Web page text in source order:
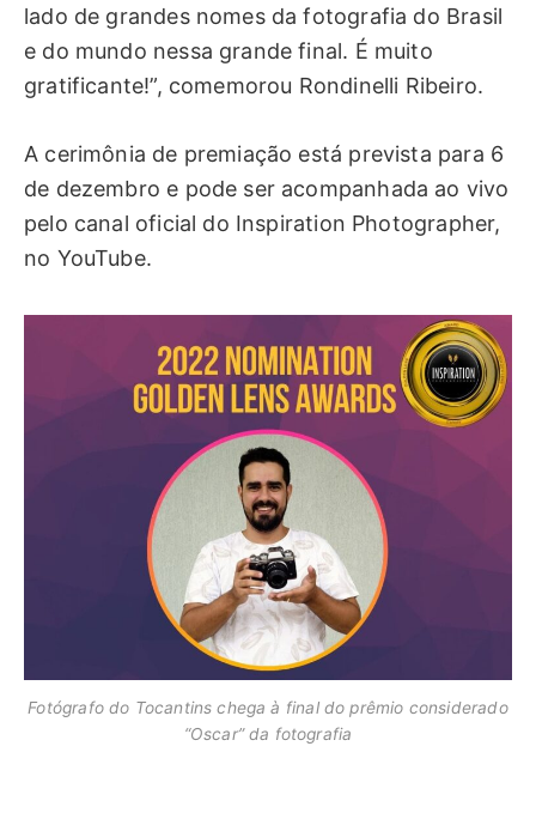
lado de grandes nomes da fotografia do Brasil
e do mundo nessa grande final. É muito
gratificante!”, comemorou Rondinelli Ribeiro.
A cerimônia de premiação está prevista para 6
de dezembro e pode ser acompanhada ao vivo
pelo canal oficial do Inspiration Photographer,
no YouTube.
Fotógrafo do Tocantins chega à final do prêmio considerado
“Oscar” da fotografia